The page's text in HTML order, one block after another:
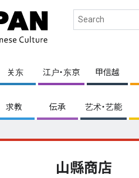
关东 江户・东京 甲信越
求教 伝承 艺术・艺能
山縣商店